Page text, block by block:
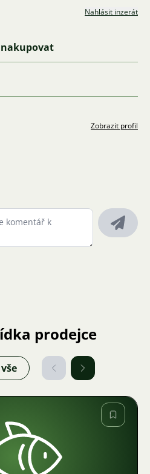
Nahlásit inzerát
nakupovat
Zobrazit profil
prodejce
Obrázek